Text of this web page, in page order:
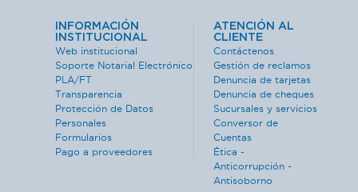
INFORMACIÓN
INSTITUCIONAL
Web institucional
Soporte Notarial Electrónico
PLA/FT
Transparencia
Protección de Datos
Personales
Formularios
Pago a proveedores
ATENCIÓN AL
CLIENTE
Contáctenos
Gestión de reclamos
Denuncia de tarjetas
Denuncia de cheques
Sucursales y servicios
Conversor de
Cuentas
Ética -
Anticorrupción -
Antisoborno